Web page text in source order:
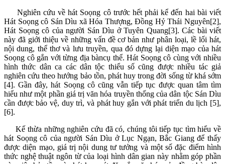
Nghiên cứu về hát Soọng cô trước hết phải kể đến hai bài viết
Hát Soọng cô Sán Dìu xã Hóa Thượng, Đồng Hỷ Thái Nguyên[2],
Hát Soọng cô của người Sán Dìu ở Tuyên Quang[3]. Các bài viết
này đã giới thiệu về những vấn đề cơ bản như phân loại, lề lối hát,
nội dung, thể thơ và lưu truyền, qua đó dựng lại diện mạo của hát
Soọng cô gắn với từng địa bàncụ thể. Hát Soọng cô cùng với nhiều
hình thức dân ca các dân tộc thiểu số cũng được nhiều tác giả
nghiên cứu theo hướng bảo tồn, phát huy trong đời sống từ khá sớm
[4]. Gần đây, hát Soọng cô cũng vẫn tiếp tục được quan tâm tìm
hiểu như một phần giá trị văn hóa truyền thống của dân tộc Sán Dìu
cần được bảo vệ, duy trì, và phát huy gắn với phát triển du lịch [5],
[6].
Kế thừa những nghiên cứu đã có, chúng tôi tiếp tục tìm hiểu về
hát Soọng cô của người Sán Dìu ở Lục Ngạn, Bắc Giang để thấy
được diện mạo, giá trị nội dung tư tưởng và một số đặc điểm hình
thức nghệ thuật ngôn từ của loại hình dân gian này nhằm góp phần